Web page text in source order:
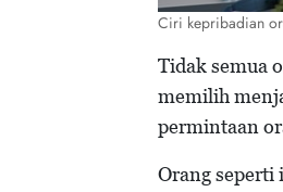
Ciri kepribadian
Tidak semua
memilih
permintaan
Orang seperti